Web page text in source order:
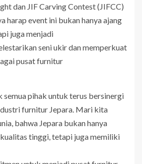
dan JIF Carving Contest (JIFCC)
harap event ini bukan hanya ajang
juga menjadi
seni ukir dan memperkuat
pusat furnitur
semua pihak untuk terus bersinergi
furnitur Jepara. Mari kita
bahwa Jepara bukan hanya
tinggi, tetapi juga memiliki